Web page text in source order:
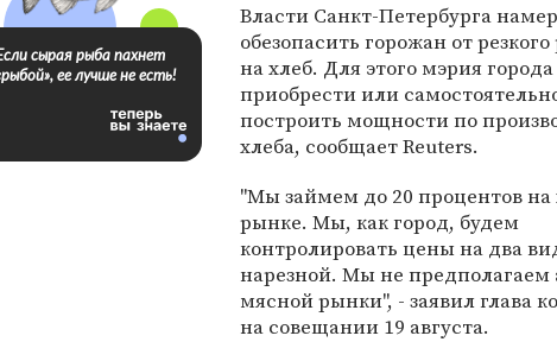
Власти Санкт-Петербурга
обезопасить горожан от
на хлеб. Для этого мэрия
приобрести или
построить мощности по
хлеба, сообщает Reuters.
"Мы займем до 20 процентов на
рынке. Мы, как город, будем
контролировать цены на два
нарезной. Мы не
мясной рынки", - заявил глава
на совещании 19 августа.
сырая рыба пахнет
ее лучше не есть!